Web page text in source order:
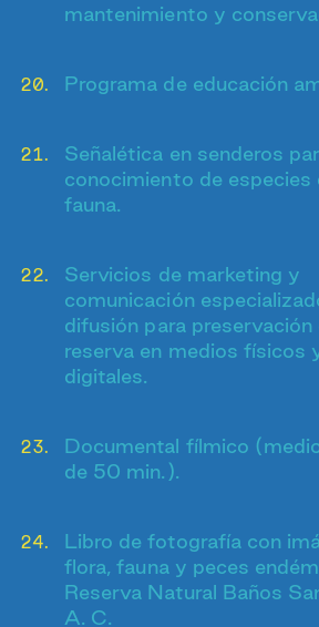
mantenimiento y
Programa de educación
Señalética en senderos
conocimiento de especies
fauna.
Servicios de marketing y
comunicación
difusión para preservación
reserva en medios físicos
digitales.
Documental fílmico
de 50 min.).
Libro de fotografía con
flora, fauna y peces
Reserva Natural Baños
A. C.